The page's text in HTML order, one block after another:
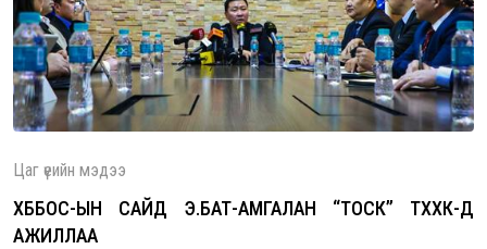
Цаг үеийн мэдээ
ХББОС-ЫН САЙД Э.БАТ-АМГАЛАН “ТОСК” ТӨХХК-Д
АЖИЛЛАА